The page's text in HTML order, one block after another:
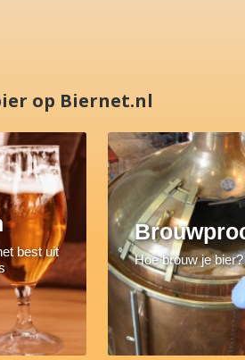
op Biernet.nl
best uit
Hoe brouw je bier?